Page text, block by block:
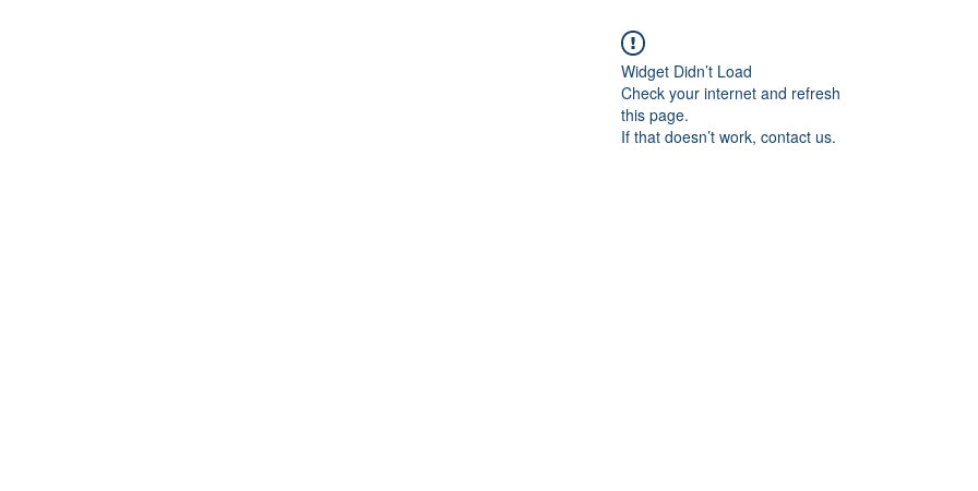
Widget Didn’t Load
Check your internet and refresh
this page.
If that doesn’t work, contact us.